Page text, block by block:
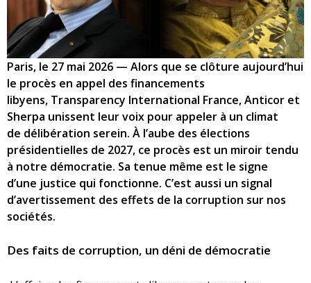
Paris, le 27 mai 2026 — Alors que se clôture aujourd’hui
le procès en appel des financements
libyens, Transparency International France, Anticor et
Sherpa unissent leur voix pour appeler à un climat
de délibération serein. À l’aube des élections
présidentielles de 2027, ce procès est un miroir tendu
à notre démocratie. Sa tenue même est le signe
d’une justice qui fonctionne. C’est aussi un signal
d’avertissement des effets de la corruption sur nos
sociétés.
Des faits de corruption, un déni de démocratie